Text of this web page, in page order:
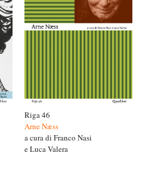
Riga 46
Arne Næss
a cura di Franco Nasi
e Luca Valera